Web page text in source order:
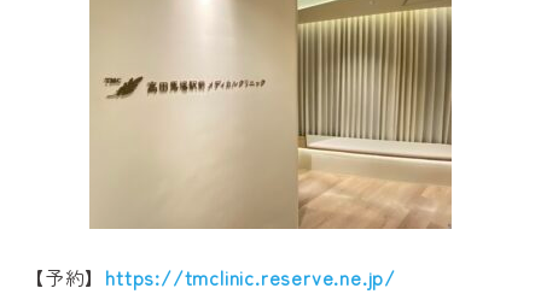
【予約】 https://tmclinic.reserve.ne.jp/